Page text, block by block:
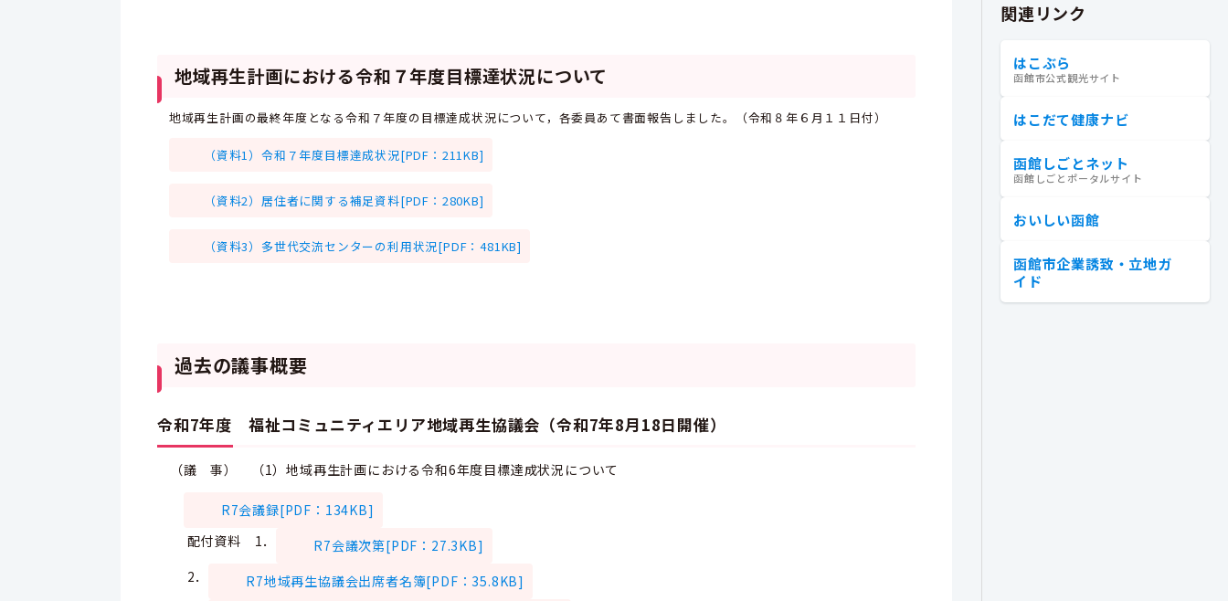
地域再生計画における令和７年度目標達状況について
地域再生計画の最終年度となる令和７年度の目標達成状況について，各委員あて書面報告しました。（令和８年６月１１日付）
（資料1）令和７年度目標達成状況[PDF：211KB]
（資料2）居住者に関する補足資料[PDF：280KB]
（資料3）多世代交流センターの利用状況[PDF：481KB]
過去の議事概要
令和7年度 福祉コミュニティエリア地域再生協議会（令和7年8月18日開催）
（議 事） （1）地域再生計画における令和6年度目標達成状況について
R7会議録[PDF：134KB]
配付資料 1．
R7会議次第[PDF：27.3KB]
2．
R7地域再生協議会出席者名簿[PDF：35.8KB]
関連リンク
はこぶら
函館市公式観光サイト
はこだて健康ナビ
函館しごとネット
函館しごとポータルサイト
おいしい函館
函館市企業誘致・立地ガ
イド